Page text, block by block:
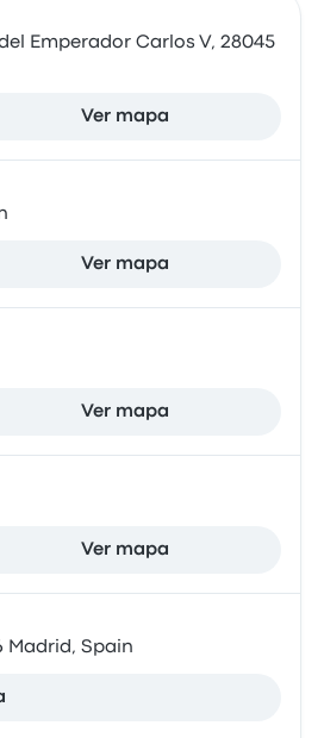
Emperador Carlos V, 28045
Ver mapa
Ver mapa
Ver mapa
Ver mapa
Madrid, Spain